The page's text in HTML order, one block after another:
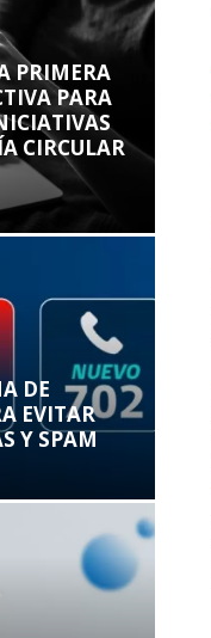
PRIMERA
PARA
CIRCULAR
DE
EVITAR
Y SPAM